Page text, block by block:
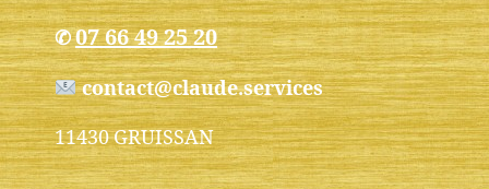
✆07 66 49 25 20
contact@claude.services
11430 GRUISSAN